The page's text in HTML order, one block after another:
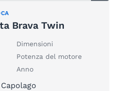
Brava Twin
Dimensioni
Potenza del motore
Anno
Capolago